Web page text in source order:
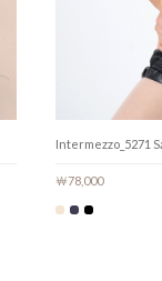
Intermezzo_5271
￦78,000